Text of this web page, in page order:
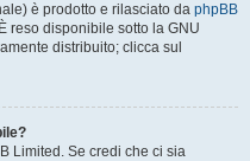
è prodotto e rilasciato da phpBB
reso disponibile sotto la GNU
distribuito; clicca sul
Limited. Se credi che ci sia